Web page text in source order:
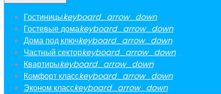
Гостиницыkeyboard_arrow_down
Гостевые домаkeyboard_arrow_down
Дома под ключkeyboard_arrow_down
Частный секторkeyboard_arrow_down
Квартирыkeyboard_arrow_down
Комфорт классkeyboard_arrow_down
Эконом классkeyboard_arrow_down